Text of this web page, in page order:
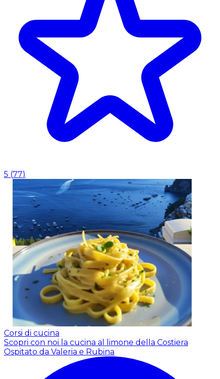
5 (77)
Corsi di cucina
Scopri con noi la cucina al limone della Costiera
Ospitato da Valeria e Rubina